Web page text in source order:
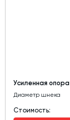
Усиленная
Диаметр шнека
Стоимость: